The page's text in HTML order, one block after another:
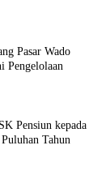
Pasar Wado
Pengelolaan
Pensiun kepada
Tahun